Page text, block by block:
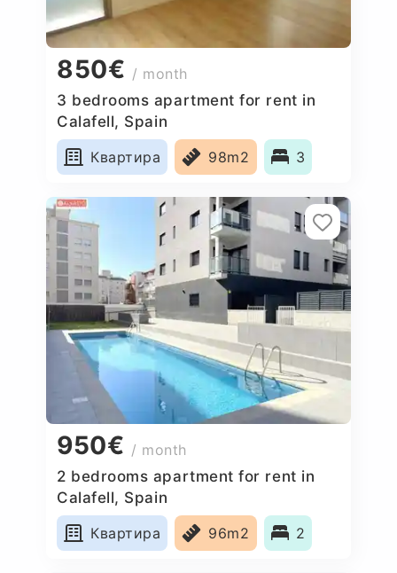
850€ / month
3 bedrooms apartment for rent in
Calafell, Spain
Квартира
98m2 3
950€ / month
2 bedrooms apartment for rent in
Calafell, Spain
Квартира
96m2 2